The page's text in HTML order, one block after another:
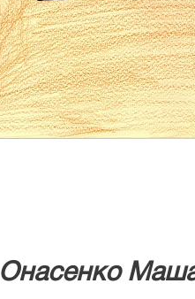
Онасенко